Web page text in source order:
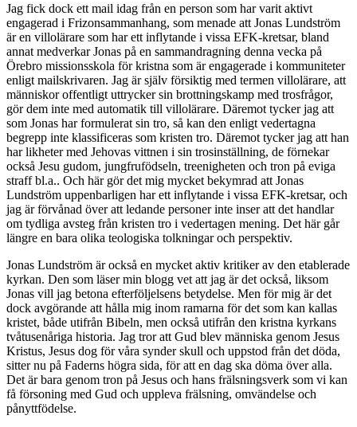
Jag fick dock ett mail idag från en person som har varit aktivt
engagerad i Frizonsammanhang, som menade att Jonas Lundström
är en villolärare som har ett inflytande i vissa EFK-kretsar, bland
annat medverkar Jonas på en sammandragning denna vecka på
Örebro missionsskola för kristna som är engagerade i kommuniteter
enligt mailskrivaren. Jag är själv försiktig med termen villolärare, att
människor offentligt uttrycker sin brottningskamp med trosfrågor,
gör dem inte med automatik till villolärare. Däremot tycker jag att
som Jonas har formulerat sin tro, så kan den enligt vedertagna
begrepp inte klassificeras som kristen tro. Däremot tycker jag att han
har likheter med Jehovas vittnen i sin trosinställning, de förnekar
också Jesu gudom, jungfrufödseln, treenigheten och tron på eviga
straff bl.a.. Och här gör det mig mycket bekymrad att Jonas
Lundström uppenbarligen har ett inflytande i vissa EFK-kretsar, och
jag är förvånad över att ledande personer inte inser att det handlar
om tydliga avsteg från kristen tro i vedertagen mening. Det här går
längre en bara olika teologiska tolkningar och perspektiv.
Jonas Lundström är också en mycket aktiv kritiker av den etablerade
kyrkan. Den som läser min blogg vet att jag är det också, liksom
Jonas vill jag betona efterföljelsens betydelse. Men för mig är det
dock avgörande att hålla mig inom ramarna för det som kan kallas
kristet, både utifrån Bibeln, men också utifrån den kristna kyrkans
tvåtusenåriga historia. Jag tror att Gud blev människa genom Jesus
Kristus, Jesus dog för våra synder skull och uppstod från det döda,
sitter nu på Faderns högra sida, för att en dag ska döma över alla.
Det är bara genom tron på Jesus och hans frälsningsverk som vi kan
få försoning med Gud och uppleva frälsning, omvändelse och
pånyttfödelse.